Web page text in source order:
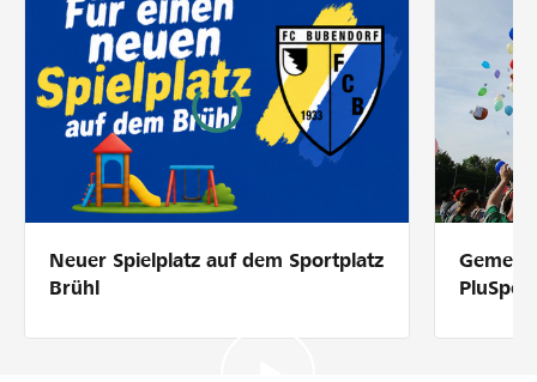
Unterstützen
Hilfe & Support
Partner / Raiffeisenbank
Projekte und Organisationen finden
Neuer Spielplatz auf dem Sportplatz
Brühl